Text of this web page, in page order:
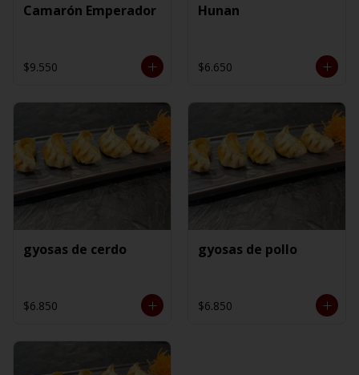
Camarón Emperador
$9.550
Hunan
$6.650
gyosas de cerdo
$6.850
gyosas de pollo
$6.850